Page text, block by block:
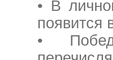
• В
появится
•